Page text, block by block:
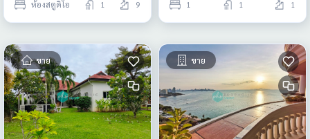
ห้องสตูดิโอ 1 9 1 1 1
ขาย ขาย